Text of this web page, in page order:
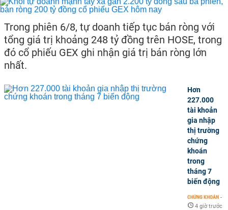
Trong phiên 6/8, tự doanh tiếp tục bán ròng với
tổng giá trị khoảng 248 tỷ đồng trên HOSE, trong
đó cổ phiếu GEX ghi nhận giá trị bán ròng lớn
nhất.
Hơn
227.000
tài khoản
gia nhập
thị trường
chứng
khoán
trong
tháng 7
biến động
CHỨNG KHOÁN -
4 giờ trước